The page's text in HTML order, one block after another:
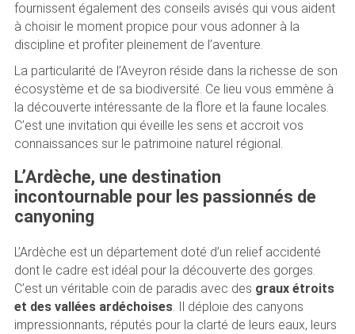
fournissent également des conseils avisés qui vous aident
à choisir le moment propice pour vous adonner à la
discipline et profiter pleinement de l’aventure.
La particularité de l’Aveyron réside dans la richesse de son
écosystème et de sa biodiversité. Ce lieu vous emmène à
la découverte intéressante de la flore et la faune locales.
C’est une invitation qui éveille les sens et accroit vos
connaissances sur le patrimoine naturel régional.
L’Ardèche, une destination
incontournable pour les passionnés de
canyoning
L’Ardèche est un département doté d’un relief accidenté
dont le cadre est idéal pour la découverte des gorges.
C’est un véritable coin de paradis avec des graux étroits
et des vallées ardéchoises. Il déploie des canyons
impressionnants, réputés pour la clarté de leurs eaux, leurs